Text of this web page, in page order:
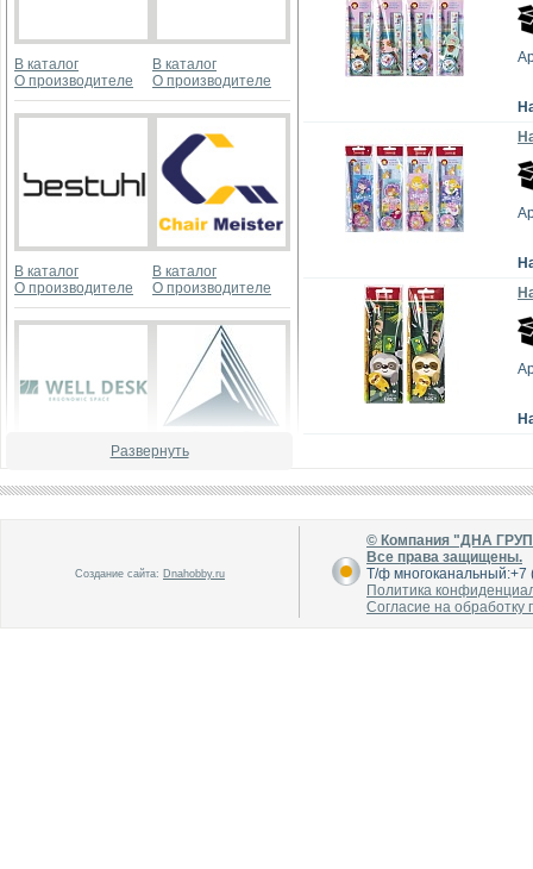
В каталог
О производителе
В каталог
О производителе
В каталог
О производителе
В каталог
О производителе
О производителе
О производителе
Развернуть
Создание сайта: Dnahobby.ru
© Компания "ДНА
Все права защищены.
Т/ф
Политика
Согласие на